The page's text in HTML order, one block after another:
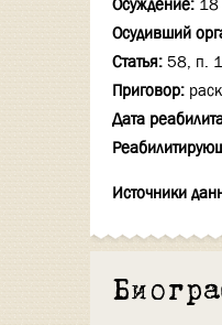
Осуждение: 18
Осудивший
Статья: 58, п.
Приговор:
Дата
Источники